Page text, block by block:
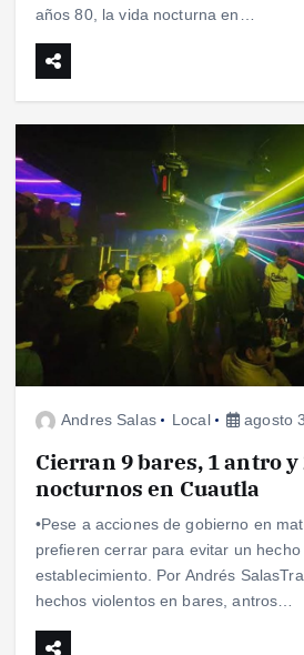
años 80, la vida nocturna en…
Andres Salas Local agosto
Cierran 9 bares, 1 antro
nocturnos en Cuautla
•Pese a acciones de gobierno en
prefieren cerrar para evitar un
establecimiento. Por Andrés
hechos violentos en bares, antros…